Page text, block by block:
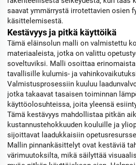
saavat ymmärrystä irrotettavien osien
käsittelemisestä.
Kestävyys ja pitkä käyttöikä
Tämä eläinsolun malli on valmistettu
materiaaleista, jotka on valittu
soveltuviksi. Malli osoittaa
tavallisille kulumis- ja
Valmistusprosessiin kuuluu
jotka takaavat tasaisen toiminnan
käyttöolosuhteissa, joita yleensä
Tämä kestävyys mahdollistaa pitkän
kustannustehokkuuden kouluille ja
sijoittavat laadukkaisiin
Mallin pinnankäsittelyt ovat kestäviä
värimuutoksilta, mikä säilyttää